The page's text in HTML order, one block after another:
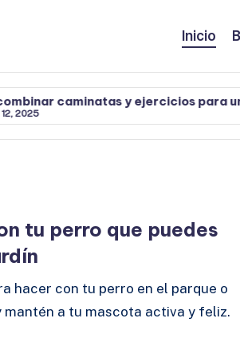
Inicio
caminatas y ejercicios para un
caminatas y ejercicios para un
tu perro que puedes
hacer con tu perro en el parque o
a tu mascota activa y feliz.